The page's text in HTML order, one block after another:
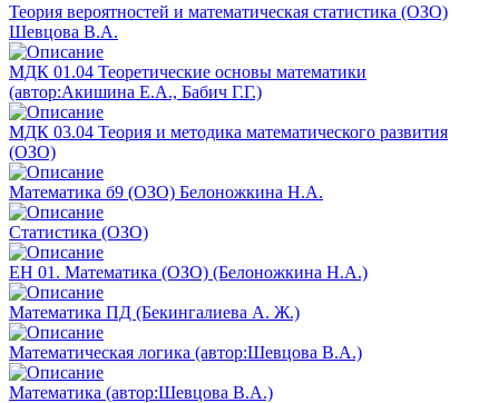
Теория вероятностей и математическая статистика (ОЗО)
Шевцова В.А.
МДК 01.04 Теоретические основы математики
(автор:Акишина Е.А., Бабич Г.Г.)
МДК 03.04 Теория и методика математического развития
(ОЗО)
Математика б9 (ОЗО) Белоножкина Н.А.
Статистика (ОЗО)
ЕН 01. Математика (ОЗО) (Белоножкина Н.А.)
Математика ПД (Бекингалиева А. Ж.)
Математическая логика (автор:Шевцова В.А.)
Математика (автор:Шевцова В.А.)